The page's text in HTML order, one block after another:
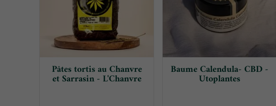
Pâtes tortis au Chanvre
et Sarrasin - L'Chanvre
Baume Calendula- CBD -
Utoplantes